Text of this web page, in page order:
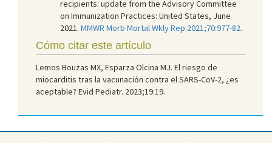
recipients: update from the Advisory Committee
on Immunization Practices: United States, June
2021. MMWR Morb Mortal Wkly Rep 2021;70:977-82.
Cómo citar este artículo
Lemos Bouzas MX, Esparza Olcina MJ. El riesgo de
miocarditis tras la vacunación contra el SARS-CoV-2, ¿es
aceptable? Evid Pediatr. 2023;19:19.